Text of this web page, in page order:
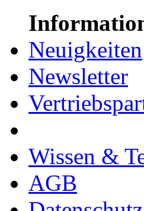
Neuigkeiten
Newsletter
Wissen &
AGB